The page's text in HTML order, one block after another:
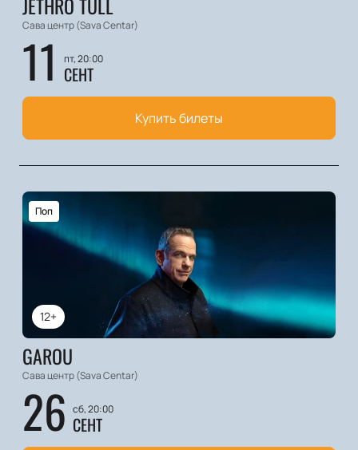
JETHRO TULL
Сава центр (Sava Centar)
11 пт, 20:00
СЕНТ
Купить билеты
12+
Поп
GAROU
Сава центр (Sava Centar)
26 сб, 20:00
СЕНТ